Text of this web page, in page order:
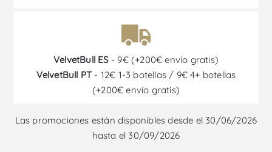
VelvetBull ES- 9€ (+200€ envío gratis)
VelvetBull PT - 12€ 1-3 botellas / 9€ 4+ botellas
(+200€ envío gratis)
Las promociones están disponibles desde el 30/06/2026
hasta el 30/09/2026